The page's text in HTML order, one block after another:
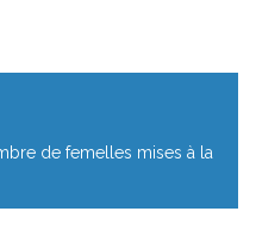
de femelles mises à la